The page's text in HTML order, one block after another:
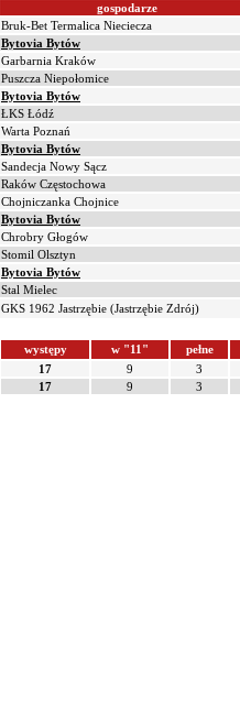
gospodarze
Bruk-Bet Termalica Nieciecza
Bytovia Bytów
Garbarnia Kraków
Puszcza Niepołomice
Bytovia Bytów
ŁKS Łódź
Warta Poznań
Bytovia Bytów
Sandecja Nowy Sącz
Raków Częstochowa
Chojniczanka Chojnice
Bytovia Bytów
Chrobry Głogów
Stomil Olsztyn
Bytovia Bytów
Stal Mielec
GKS 1962 Jastrzębie (Jastrzębie Zdrój)
występy w "11"
pełne
17 9
3
17 9 3